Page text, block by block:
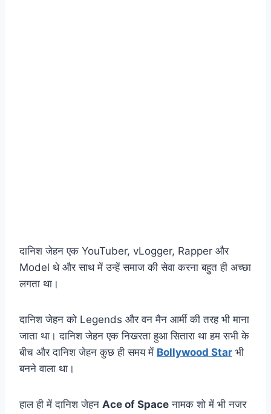
दानिश जेहन एक YouTuber, vLogger, Rapper और
Model थे और साथ में उन्हें समाज की सेवा करना बहुत ही अच्छा
लगता था।
दानिश जेहन को Legends और वन मैन आर्मी की तरह भी माना
जाता था। दानिश जेहन एक निखरता हुआ सितारा था हम सभी के
बीच और दानिश जेहन कुछ ही समय में Bollywood Star भी
बनने वाला था।
हाल ही में दानिश जेहन Ace of Space नामक शो में भी नजर